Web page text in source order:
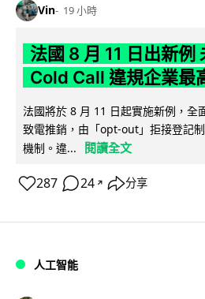
Vin 19 小時
法國 8 月 11 日出新例
Cold Call 違規企業最
法國將於 8 月 11 日起實施新例，全
致電推銷，由「opt-out」拒接登記
機制。違...
閱讀全文
287 24 ↗ 分享
人工智能